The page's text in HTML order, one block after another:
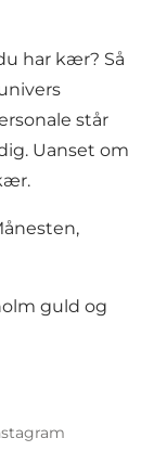
har kær? Så
står
Uanset om
guld og